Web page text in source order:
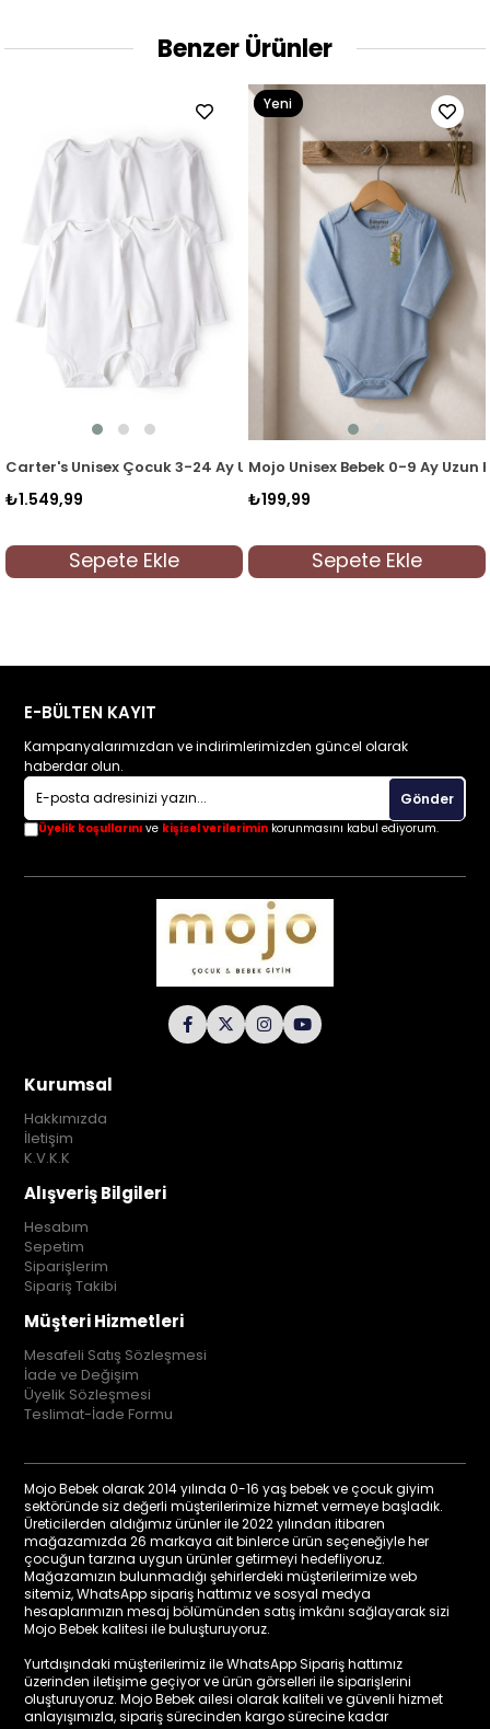
Benzer Ürünler
Body S75830 Beyaz
Carter's Unisex Çocuk 3-24 Ay Uzun Kollu 4'lü Body Beyaz
₺1.549,99
Sepete Ekle
Mojo Unisex Bebek 0-9 Ay Uzun
₺199,99
Sepete Ekle
Yeni
E-BÜLTEN KAYIT
Kampanyalarımızdan ve indirimlerimizden güncel olarak
haberdar olun.
Gönder
Üyelik koşullarını ve kişisel verilerimin korunmasını kabul ediyorum.
Kurumsal
Hakkımızda
İletişim
K.V.K.K
Alışveriş Bilgileri
Hesabım
Sepetim
Siparişlerim
Sipariş Takibi
Müşteri Hizmetleri
Mesafeli Satış Sözleşmesi
İade ve Değişim
Üyelik Sözleşmesi
Teslimat-İade Formu
Mojo Bebek olarak 2014 yılında 0-16 yaş bebek ve çocuk giyim
sektöründe siz değerli müşterilerimize hizmet vermeye başladık.
Üreticilerden aldığımız ürünler ile 2022 yılından itibaren
mağazamızda 26 markaya ait binlerce ürün seçeneğiyle her
çocuğun tarzına uygun ürünler getirmeyi hedefliyoruz.
Mağazamızın bulunmadığı şehirlerdeki müşterilerimize web
sitemiz, WhatsApp sipariş hattımız ve sosyal medya
hesaplarımızın mesaj bölümünden satış imkânı sağlayarak sizi
Mojo Bebek kalitesi ile buluşturuyoruz.
Yurtdışındaki müşterilerimiz ile WhatsApp Sipariş hattımız
üzerinden iletişime geçiyor ve ürün görselleri ile siparişlerini
oluşturuyoruz. Mojo Bebek ailesi olarak kaliteli ve güvenli hizmet
anlayışımızla, sipariş sürecinden kargo sürecine kadar